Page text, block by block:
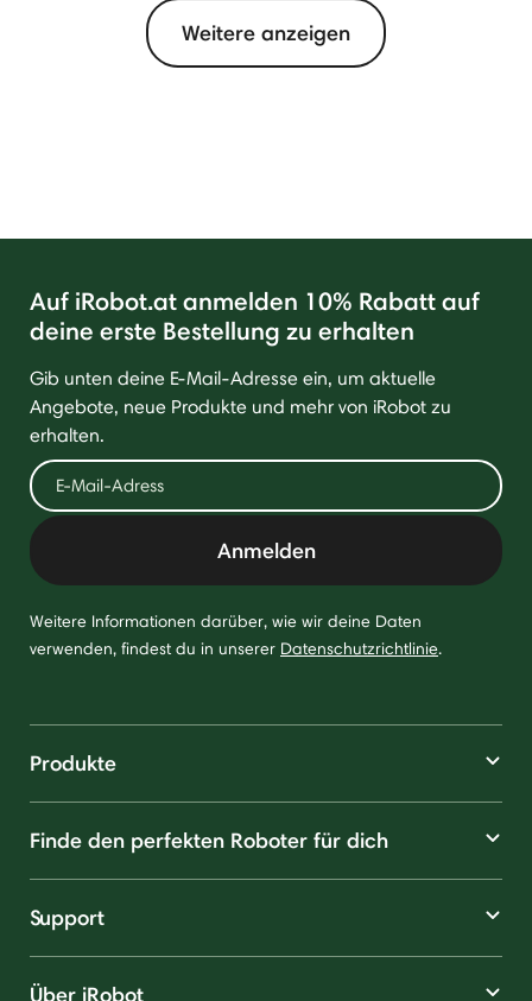
Weitere anzeigen
Auf iRobot.at anmelden 10% Rabatt auf
deine erste Bestellung zu erhalten
Gib unten deine E-Mail-Adresse ein, um aktuelle
Angebote, neue Produkte und mehr von iRobot zu
erhalten.
Anmelden
Weitere Informationen darüber, wie wir deine Daten
verwenden, findest du in unserer Datenschutzrichtlinie.
Produkte
Finde den perfekten Roboter für dich
Support
Über iRobot